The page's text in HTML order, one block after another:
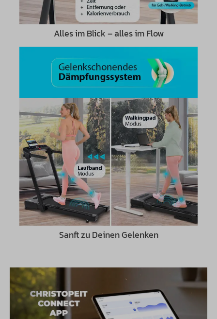
Alles im Blick – alles im Flow
Sanft zu Deinen Gelenken